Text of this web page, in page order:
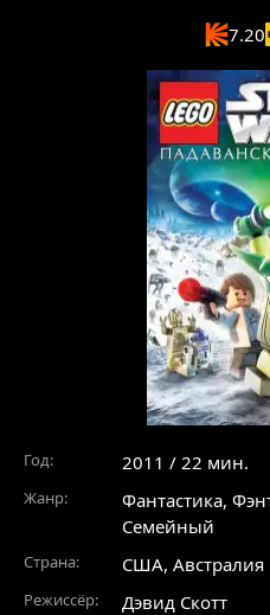
7.20
Год: 2011 / 22 мин.
Жанр: Фантастика,
Семейный
Страна: США, Австралия
Режиссёр: Дэвид Скотт